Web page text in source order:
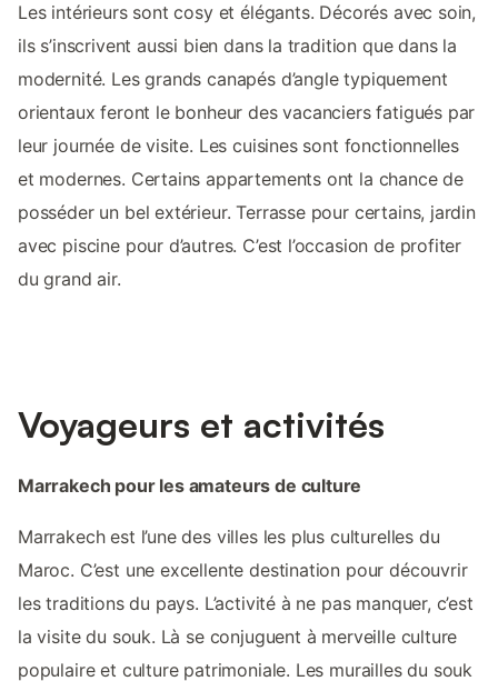
Les intérieurs sont cosy et élégants. Décorés avec soin,
ils s’inscrivent aussi bien dans la tradition que dans la
modernité. Les grands canapés d’angle typiquement
orientaux feront le bonheur des vacanciers fatigués par
leur journée de visite. Les cuisines sont fonctionnelles
et modernes. Certains appartements ont la chance de
posséder un bel extérieur. Terrasse pour certains, jardin
avec piscine pour d’autres. C’est l’occasion de profiter
du grand air.
Voyageurs et activités
Marrakech pour les amateurs de culture
Marrakech est l’une des villes les plus culturelles du
Maroc. C’est une excellente destination pour découvrir
les traditions du pays. L’activité à ne pas manquer, c’est
la visite du souk. Là se conjuguent à merveille culture
populaire et culture patrimoniale. Les murailles du souk